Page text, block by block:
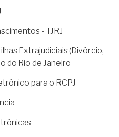
- TJRJ
Extrajudiciais (Divórcio,
do Rio de Janeiro
para o RCPJ